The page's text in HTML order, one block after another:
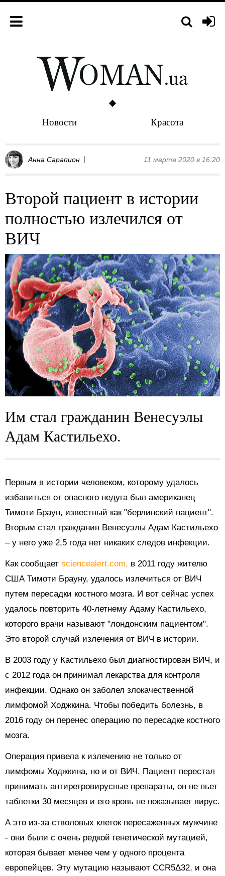
Новости Красота
Анна Сарапион 11 марта 2020 в 16:20
Второй пациент в истории
полностью излечился от
ВИЧ
Им стал гражданин Венесуэлы
Адам Кастильехо.
Первым в истории человеком, которому удалось
избавиться от опасного недуга был американец
Тимоти Браун, известный как "берлинский пациент".
Вторым стал гражданин Венесуэлы Адам Кастильехо
– у него уже 2,5 года нет никаких следов инфекции.
Как сообщает sciencealert.com, в 2011 году жителю
США Тимоти Брауну, удалось излечиться от ВИЧ
путем пересадки костного мозга. И вот сейчас успех
удалось повторить 40-летнему Адаму Кастильехо,
которого врачи называют "лондонским пациентом".
Это второй случай излечения от ВИЧ в истории.
В 2003 году у Кастильехо был диагностирован ВИЧ, и
с 2012 года он принимал лекарства для контроля
инфекции. Однако он заболел злокачественной
лимфомой Ходжкина. Чтобы победить болезнь, в
2016 году он перенес операцию по пересадке костного
мозга.
Операция привела к излечению не только от
лимфомы Ходжкина, но и от ВИЧ. Пациент перестал
принимать антиретровирусные препараты, он не пьет
таблетки 30 месяцев и его кровь не показывает вирус.
А это из-за стволовых клеток пересаженных мужчине
- они были с очень редкой генетической мутацией,
которая бывает менее чем у одного процента
европейцев. Эту мутацию называют CCR5Δ32, и она